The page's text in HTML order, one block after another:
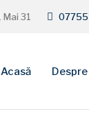
Mai 31
Acasă